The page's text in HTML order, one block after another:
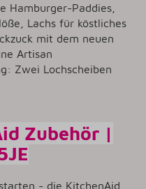
Hamburger-Paddies,
Lachs für köstliches
mit dem neuen
Artisan
Zwei Lochscheiben
Zubehör |
- die KitchenAid